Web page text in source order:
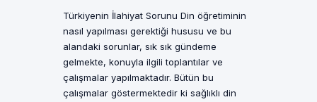
Türkiyenin İlahiyat Sorunu Din öğretiminin
nasıl yapılması gerektiği hususu ve bu
alandaki sorunlar, sık sık gündeme
gelmekte, konuyla ilgili toplantılar ve
çalışmalar yapılmaktadır. Bütün bu
çalışmalar göstermektedir ki sağlıklı din